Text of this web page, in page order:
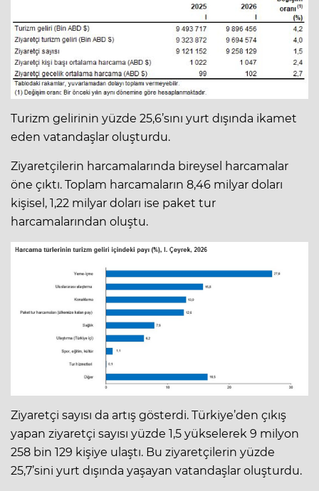
Turizm gelirinin yüzde 25,6’sını yurt dışında ikamet
eden vatandaşlar oluşturdu.
Ziyaretçilerin harcamalarında bireysel harcamalar
öne çıktı. Toplam harcamaların 8,46 milyar doları
kişisel, 1,22 milyar doları ise paket tur
harcamalarından oluştu.
Ziyaretçi sayısı da artış gösterdi. Türkiye’den çıkış
yapan ziyaretçi sayısı yüzde 1,5 yükselerek 9 milyon
258 bin 129 kişiye ulaştı. Bu ziyaretçilerin yüzde
25,7’sini yurt dışında yaşayan vatandaşlar oluşturdu.